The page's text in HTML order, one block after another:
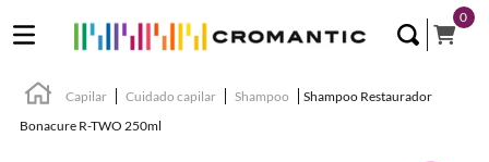
0
Capilar Cuidado capilar Shampoo
Shampoo Restaurador
Bonacure R-TWO 250ml